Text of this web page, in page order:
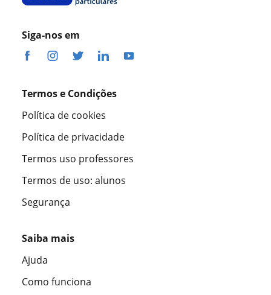
Siga-nos em
Termos e Condições
Política de cookies
Política de privacidade
Termos uso professores
Termos de uso: alunos
Segurança
Saiba mais
Ajuda
Como funciona